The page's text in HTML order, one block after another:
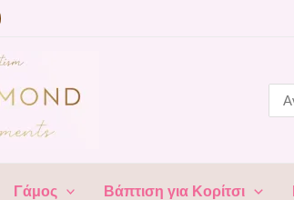
for:
Γάμος Βάπτιση για Κορίτσι